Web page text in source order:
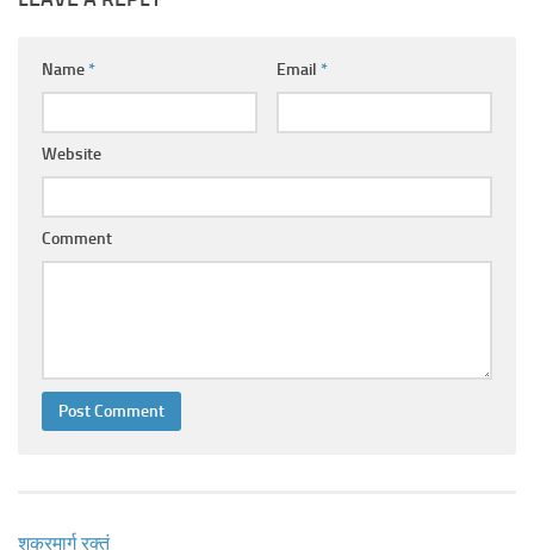
Ayurveda Doctors
Online Consultation
Name* Email *
Website
Comment
शुक्रमार्ग रक्तं